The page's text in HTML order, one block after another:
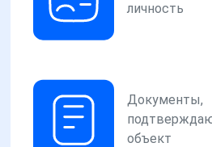
личность
Документы,
объект